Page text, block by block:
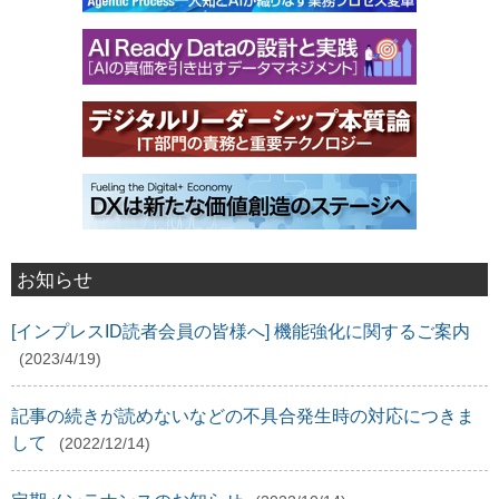
お知らせ
[インプレスID読者会員の皆様へ] 機能強化に関するご案内
(2023/4/19)
記事の続きが読めないなどの不具合発生時の対応につきま
して
(2022/12/14)